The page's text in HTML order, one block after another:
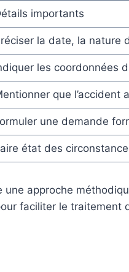
importants
la date, la nature
les coordonnées
que l’accident
une demande
état des
approche
faciliter le